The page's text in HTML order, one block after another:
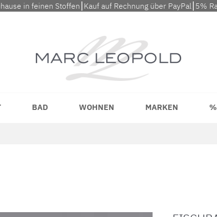
in feinen Stoffen⎮Kauf auf Rechnung über PayPal⎮5%
BAD WOHNEN MARKEN